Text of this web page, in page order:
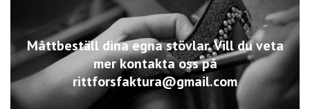
Måttbeställ dina egna stövlar. Vill du veta
mer kontakta oss på
rittforsfaktura@gmail.com